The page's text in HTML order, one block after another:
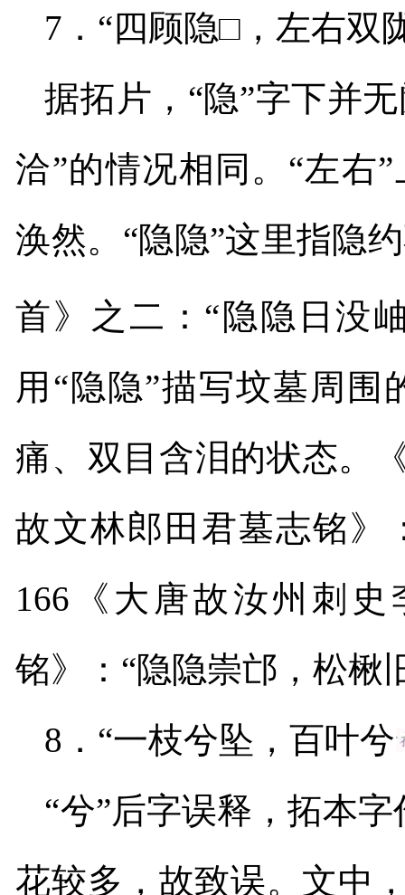
7 ．“四顾隐□，左右双
据拓片，“隐”字下并
洽”的情况相同。“左右
涣然。“隐隐”这里指隐
首》之二：“隐隐日没
用“隐隐”描写坟墓周
痛、双目含泪的状态。
故文林郎田君墓志铭》
166 《 大唐故汝州刺史
铭》： “隐隐崇邙，松楸
8 ．“一枝兮坠，百叶兮
“兮”后字误释，拓本字
花较多，故致误。文中